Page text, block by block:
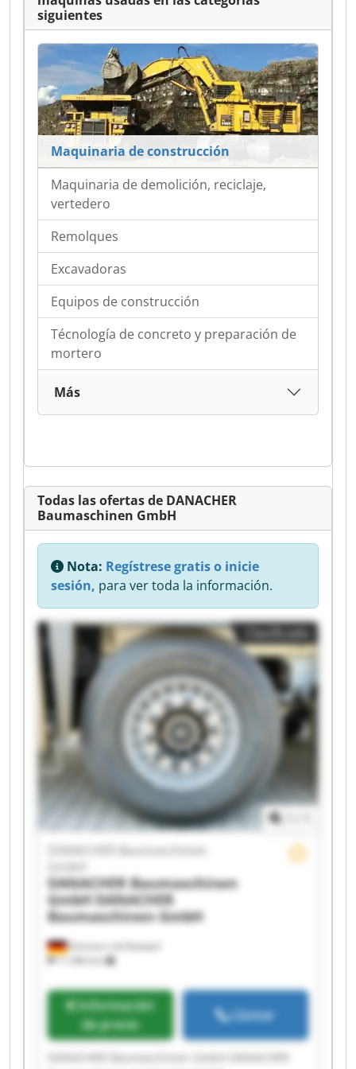
siguientes
Maquinaria de construcción
Maquinaria de demolición, reciclaje,
vertedero
Remolques
Excavadoras
Equipos de construcción
Técnología de concreto y preparación de
mortero
Más
Todas las ofertas de DANACHER
Baumaschinen GmbH
Nota: Regístrese gratis o inicie
sesión, para ver toda la información.
Zimmern ob Rottweil
11.984 km
DANACHER Baumaschinen
DANACHER Baumaschinen
GmbH DANACHER
Baumaschinen GmbH
Información
de precio
Llamar